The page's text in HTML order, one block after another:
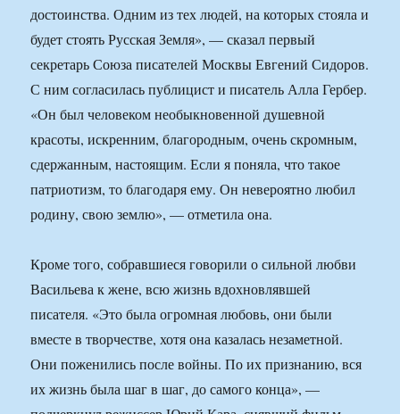
достоинства. Одним из тех людей, на которых стояла и
будет стоять Русская Земля», — сказал первый
секретарь Союза писателей Москвы Евгений Сидоров.
С ним согласилась публицист и писатель Алла Гербер.
«Он был человеком необыкновенной душевной
красоты, искренним, благородным, очень скромным,
сдержанным, настоящим. Если я поняла, что такое
патриотизм, то благодаря ему. Он невероятно любил
родину, свою землю», — отметила она.
Кроме того, собравшиеся говорили о сильной любви
Васильева к жене, всю жизнь вдохновлявшей
писателя. «Это была огромная любовь, они были
вместе в творчестве, хотя она казалась незаметной.
Они поженились после войны. По их признанию, вся
их жизнь была шаг в шаг, до самого конца», —